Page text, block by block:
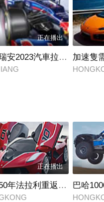
線加速對比
正在播出
安2023汽車拉力精英賽精
加速隻
90分鍾
正在播出
年法拉利重返WEC頂級
巴哈